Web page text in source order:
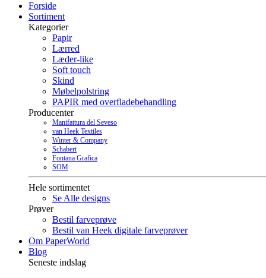
Forside
Sortiment
Kategorier
Papir
Lærred
Læder-like
Soft touch
Skind
Møbelpolstring
PAPIR med overfladebehandling
Producenter
Manifattura del Seveso
van Heek Textiles
Winter & Company
Schabert
Fontana Grafica
SOM
Hele sortimentet
Se Alle designs
Prøver
Bestil farveprøve
Bestil van Heek digitale farveprøver
Om PaperWorld
Blog
Seneste indslag